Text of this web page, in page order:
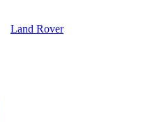
Land Rover